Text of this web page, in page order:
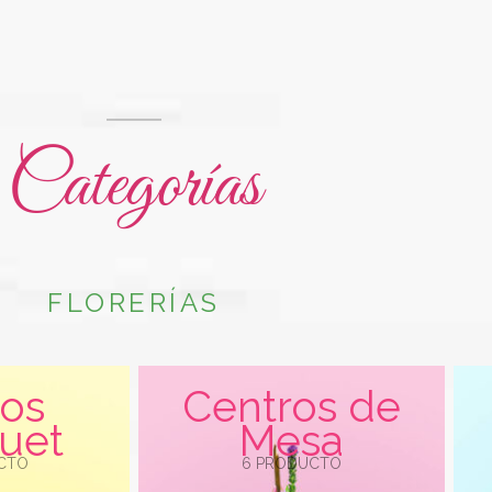
Categorías
FLORERÍAS
Centros de
Mesa
6 PRODUCTO